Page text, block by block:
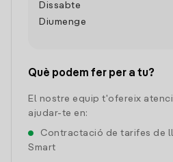
Dissabte
Diumenge
Què podem fer per a tu?
El nostre equip t'ofereix
ajudar-te en:
Contractació de tarifes de
Smart